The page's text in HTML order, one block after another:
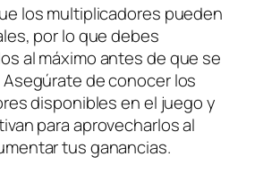
los multiplicadores pueden
por lo que debes
al máximo antes de que se
de conocer los
disponibles en el juego y
para aprovecharlos al
tus ganancias.